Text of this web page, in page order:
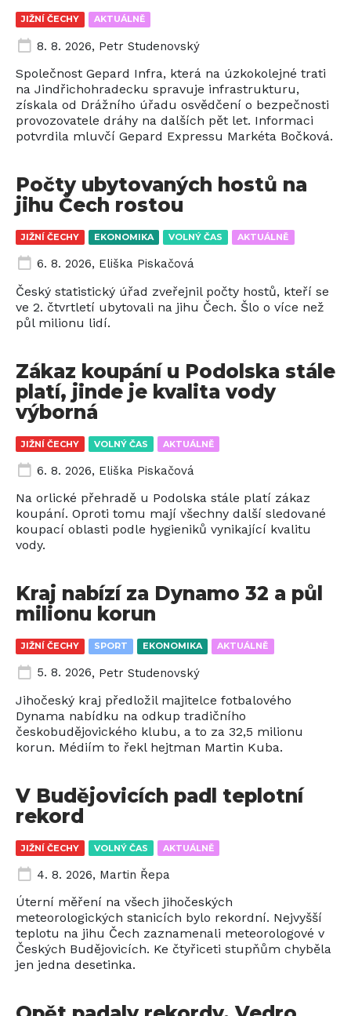
JIŽNÍ ČECHY AKTUÁLNĚ
8. 8. 2026, Petr Studenovský
Společnost Gepard Infra, která na úzkokolejné trati
na Jindřichohradecku spravuje infrastrukturu,
získala od Drážního úřadu osvědčení o bezpečnosti
provozovatele dráhy na dalších pět let. Informaci
potvrdila mluvčí Gepard Expressu Markéta Bočková.
JIŽNÍ ČECHY EKONOMIKA VOLNÝ ČAS AKTUÁLNĚ
Počty ubytovaných hostů na
jihu Čech rostou
6. 8. 2026, Eliška Piskačová
Český statistický úřad zveřejnil počty hostů, kteří se
ve 2. čtvrtletí ubytovali na jihu Čech. Šlo o více než
půl milionu lidí.
JIŽNÍ ČECHY VOLNÝ ČAS AKTUÁLNĚ
Zákaz koupání u Podolska stále
platí, jinde je kvalita vody
výborná
6. 8. 2026, Eliška Piskačová
Na orlické přehradě u Podolska stále platí zákaz
koupání. Oproti tomu mají všechny další sledované
koupací oblasti podle hygieniků vynikající kvalitu
vody.
JIŽNÍ ČECHY SPORT EKONOMIKA AKTUÁLNĚ
Kraj nabízí za Dynamo 32 a půl
milionu korun
5. 8. 2026, Petr Studenovský
Jihočeský kraj předložil majitelce fotbalového
Dynama nabídku na odkup tradičního
českobudějovického klubu, a to za 32,5 milionu
korun. Médiím to řekl hejtman Martin Kuba.
JIŽNÍ ČECHY VOLNÝ ČAS AKTUÁLNĚ
V Budějovicích padl teplotní
rekord
4. 8. 2026, Martin Řepa
Úterní měření na všech jihočeských
meteorologických stanicích bylo rekordní. Nejvyšší
teplotu na jihu Čech zaznamenali meteorologové v
Českých Budějovicích. Ke čtyřiceti stupňům chyběla
jen jedna desetinka.